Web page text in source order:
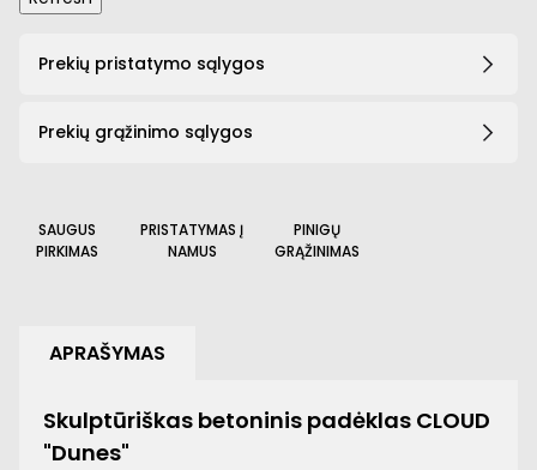
Prekių pristatymo sąlygos
Prekių grąžinimo sąlygos
SAUGUS
PIRKIMAS
PRISTATYMAS Į
NAMUS
PINIGŲ
GRĄŽINIMAS
APRAŠYMAS
Skulptūriškas betoninis padėklas CLOUD
"Dunes"